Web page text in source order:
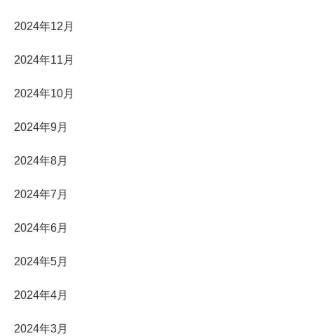
2024年12月
2024年11月
2024年10月
2024年9月
2024年8月
2024年7月
2024年6月
2024年5月
2024年4月
2024年3月